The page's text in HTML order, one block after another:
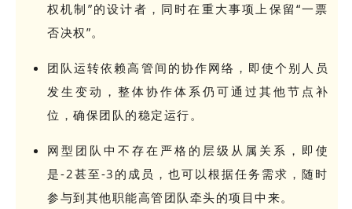
权机制”的设计者，同时在重大事项上保留“一票
否决权”。
团队运转依赖高管间的协作网络，即使个别人员
发生变动，整体协作体系仍可通过其他节点补
位，确保团队的稳定运行。
网型团队中不存在严格的层级从属关系，即使
是-2甚至-3的成员，也可以根据任务需求，随时
参与到其他职能高管团队牵头的项目中来。